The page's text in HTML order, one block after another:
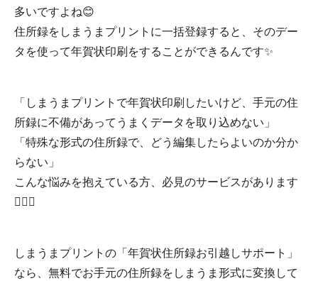
多いですよね😊
住所録をしまうまプリントに一括登録すると、そのデー
タを使って年賀状印刷をすることができるんです✨
「しまうまプリントで年賀状印刷したいけど、手元の住
所録に不備があってうまくデータを取り込めない」
「特殊な形式の住所録で、どう編集したらよいのか分か
らない」
こんな悩みを抱えている方、必見のサービスがあります
☝🏻💫
しまうまプリントの「年賀状住所録お引越しサポート」
なら、無料でお手元の住所録をしまうま形式に変換して